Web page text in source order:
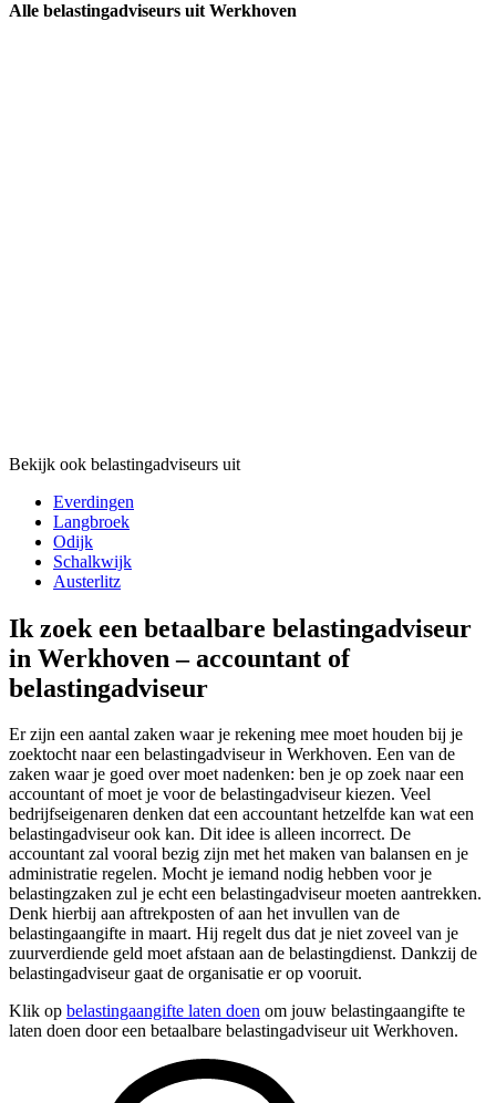
Alle belastingadviseurs uit Werkhoven
Bekijk ook belastingadviseurs uit
Everdingen
Langbroek
Odijk
Schalkwijk
Austerlitz
Ik zoek een betaalbare belastingadviseur
in Werkhoven – accountant of
belastingadviseur
Er zijn een aantal zaken waar je rekening mee moet houden bij je
zoektocht naar een belastingadviseur in Werkhoven. Een van de
zaken waar je goed over moet nadenken: ben je op zoek naar een
accountant of moet je voor de belastingadviseur kiezen. Veel
bedrijfseigenaren denken dat een accountant hetzelfde kan wat een
belastingadviseur ook kan. Dit idee is alleen incorrect. De
accountant zal vooral bezig zijn met het maken van balansen en je
administratie regelen. Mocht je iemand nodig hebben voor je
belastingzaken zul je echt een belastingadviseur moeten aantrekken.
Denk hierbij aan aftrekposten of aan het invullen van de
belastingaangifte in maart. Hij regelt dus dat je niet zoveel van je
zuurverdiende geld moet afstaan aan de belastingdienst. Dankzij de
belastingadviseur gaat de organisatie er op vooruit.
Klik op belastingaangifte laten doen om jouw belastingaangifte te
laten doen door een betaalbare belastingadviseur uit Werkhoven.